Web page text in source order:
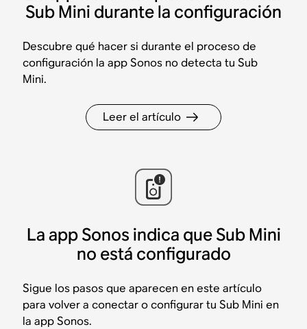
Sub Mini durante la configuración
Descubre qué hacer si durante el proceso de
configuración la app Sonos no detecta tu Sub
Mini.
Leer el artículo
La app Sonos indica que Sub Mini
no está configurado
Sigue los pasos que aparecen en este artículo
para volver a conectar o configurar tu Sub Mini en
la app Sonos.